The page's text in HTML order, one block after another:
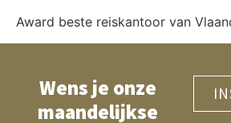
Award beste reiskantoor van
Wens je onze
maandelijkse